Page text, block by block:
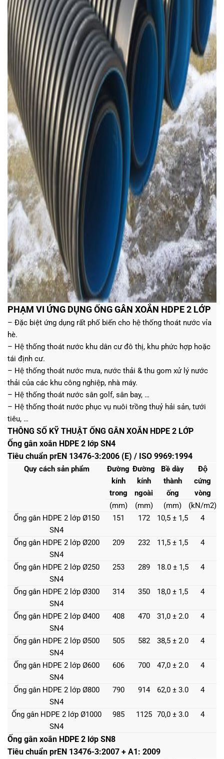
PHẠM VI ỨNG DỤNG ỐNG GÂN XOẮN HDPE 2 LỚP
– Đặc biệt ứng dụng rất phố biến cho hệ thống thoát nước vỉa
hè.
– Hệ thống thoát nước khu dân cư đô thị, khu phức hợp hoặc
tái định cư.
– Hệ thống thoát nước mưa, nước thải & thu gom xử lý nước
thải của các khu công nghiệp, nhà máy.
– Hệ thống thoát nước sân golf, sân bay, …
– Hệ thống thoát nước phục vụ nuôi trồng thuỷ hải sản, tưới
tiêu, …
THÔNG SỐ KỸ THUẬT ỐNG GÂN XOẮN HDPE 2 LỚP
Ống gân xoắn HDPE 2 lớp SN4
Tiêu chuẩn prEN 13476-3:2006 (E) / ISO 9969:1994
Quy cách sản phẩm
Đường
kính
trong
Đường
kính
ngoài
Bề dày
thành
ống
Độ
cứng
vòng
(mm)
(mm) (mm)
(kN/m2)
Ống gân HDPE 2 lớp Ø150
SN4
151 172 10,5 ± 1,5 4
Ống gân HDPE 2 lớp Ø200
SN4
209 232 11,5 ± 1,5 4
Ống gân HDPE 2 lớp Ø250
SN4
253 289 18.0 ± 1,5 4
Ống gân HDPE 2 lớp Ø300
SN4
314 350 18,0 ± 1,5 4
Ống gân HDPE 2 lớp Ø400
SN4
408 470 31,0 ± 2.0 4
Ống gân HDPE 2 lớp Ø500
SN4
505 582 38,5 ± 2.0 4
Ống gân HDPE 2 lớp Ø600
SN4
606 700 47,0 ± 2.0 4
Ống gân HDPE 2 lớp Ø800
SN4
790 914 62,0 ± 3.0 4
Ống gân HDPE 2 lớp Ø1000
SN4
985 1125 70,0 ± 3.0 4
Ống gân xoắn HDPE 2 lớp SN8
Tiêu chuẩn prEN 13476-3:2007 + A1: 2009